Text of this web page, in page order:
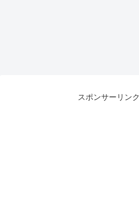
スポンサーリンク